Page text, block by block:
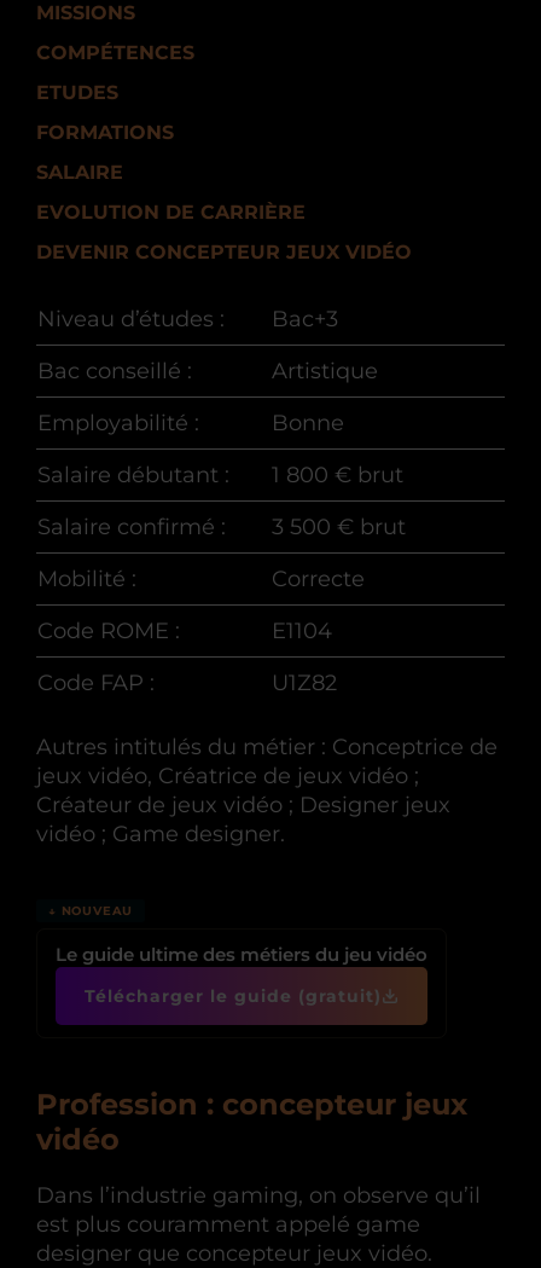
MISSIONS
COMPÉTENCES
ETUDES
FORMATIONS
SALAIRE
EVOLUTION DE CARRIÈRE
DEVENIR CONCEPTEUR JEUX VIDÉO
Niveau d’études :
Bac+3
Bac conseillé :
Artistique
Employabilité :
Bonne
Salaire débutant :
1 800 € brut
Salaire confirmé :
3 500 € brut
Mobilité :
Correcte
Code ROME :
E1104
Code FAP :
U1Z82
Autres intitulés du métier : Conceptrice de
jeux vidéo, Créatrice de jeux vidéo ;
Créateur de jeux vidéo ; Designer jeux
vidéo ; Game designer.
↓ NOUVEAU
Le guide ultime des métiers du jeu vidéo
Télécharger le guide (gratuit)
Profession : concepteur jeux
vidéo
Dans l’industrie gaming, on observe qu’il
est plus couramment appelé game
designer que concepteur jeux vidéo.